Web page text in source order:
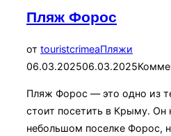
Пляж Форос
от touristcrimeaПляжи
06.03.202506.03.2025
Пляж Форос — это одно из
стоит посетить в Крыму. Он
небольшом поселке Форос,